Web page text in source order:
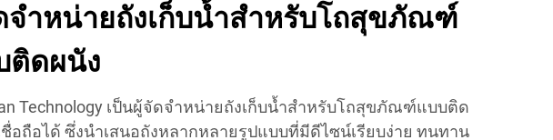
จำหน่ายถังเก็บน้ำสำหรับโถสุขภัณฑ์
ติดผนัง
Technology เป็นผู้จัดจำหน่ายถังเก็บน้ำสำหรับโถสุขภัณฑ์แบบติด
ชื่อถือได้ ซึ่งนำเสนอถังหลากหลายรูปแบบที่มีดีไซน์เรียบง่าย ทนทาน